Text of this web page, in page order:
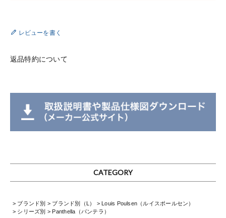
レビューを書く
返品特約について
CATEGORY
ブランド別 ブランド別（L）
Louis Poulsen（ルイスポールセン）
シリーズ別
Panthella（パンテラ）